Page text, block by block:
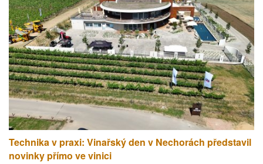
Technika v praxi: Vinařský den v Nechorách představil
novinky přímo ve vinici